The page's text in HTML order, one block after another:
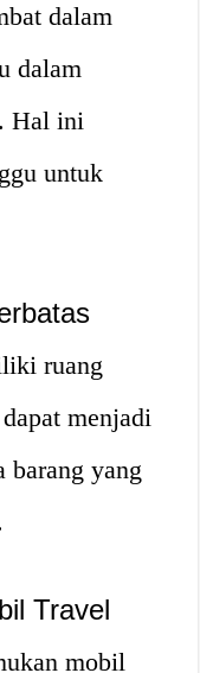
dalam
dalam
Hal ini
untuk
ruang
menjadi
barang yang
Travel
mobil